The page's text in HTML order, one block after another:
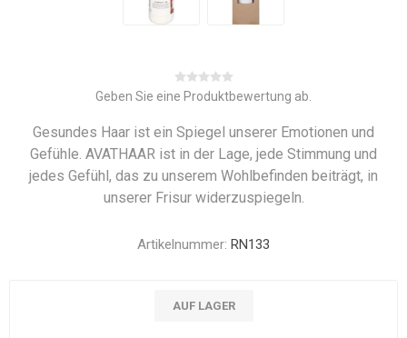
Geben Sie eine Produktbewertung ab.
Gesundes Haar ist ein Spiegel unserer Emotionen und
Gefühle. AVATHAAR ist in der Lage, jede Stimmung und
jedes Gefühl, das zu unserem Wohlbefinden beiträgt, in
unserer Frisur widerzuspiegeln.
Artikelnummer: RN133
AUF LAGER